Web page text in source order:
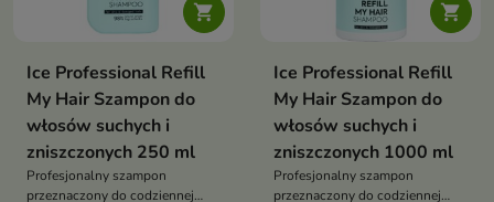

Ice Professional Refill
My Hair Szampon do
włosów suchych i
zniszczonych 250 ml
Profesjonalny szampon
przeznaczony do codziennej

Ice Professional Refill
My Hair Szampon do
włosów suchych i
zniszczonych 1000 ml
Profesjonalny szampon
przeznaczony do codziennej